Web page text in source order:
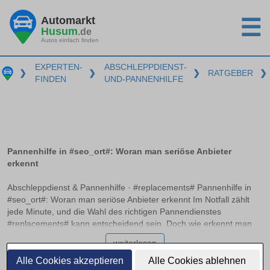
Alle Cookies akzeptieren Alle Cookies ablehnen
Automarkt
Husum.de
Autos einfach finden ☰
❯
EXPERTEN-
FINDEN
❯
ABSCHLEPPDIENST-
UND-PANNENHILFE
❯ RATGEBER ❯
Pannenhilfe in #seo_ort#: Woran man seriöse Anbieter
erkennt
Abschleppdienst & Pannenhilfe · #replacements# Pannenhilfe in
#seo_ort#: Woran man seriöse Anbieter erkennt Im Notfall zählt
jede Minute, und die Wahl des richtigen Pannendienstes
#replacements# kann entscheidend sein. Doch wie erkennt man
einen seriösen Anbieter, der professionell und zuverlässig handelt?
Dieser Artikel bietet klare Orientierung und hilft Ihnen dabei, im
Ernstfall schnell und richtig zu entscheiden, ohne böse
weiterlesen